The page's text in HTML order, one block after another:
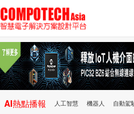
AI熱點播報 人工智慧 機器人 自動駕